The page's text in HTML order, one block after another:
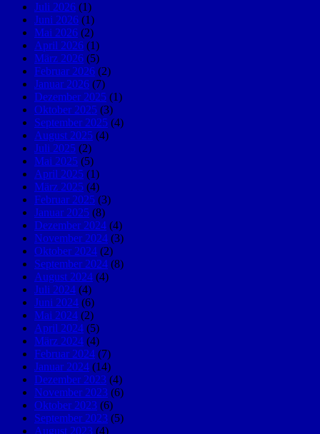
Juli 2026 (1)
Juni 2026 (1)
Mai 2026 (2)
April 2026 (1)
März 2026 (5)
Februar 2026 (2)
Januar 2026 (7)
Dezember 2025 (1)
Oktober 2025 (3)
September 2025 (4)
August 2025 (4)
Juli 2025 (2)
Mai 2025 (5)
April 2025 (1)
März 2025 (4)
Februar 2025 (3)
Januar 2025 (8)
Dezember 2024 (4)
November 2024 (3)
Oktober 2024 (2)
September 2024 (8)
August 2024 (4)
Juli 2024 (4)
Juni 2024 (6)
Mai 2024 (2)
April 2024 (5)
März 2024 (4)
Februar 2024 (7)
Januar 2024 (14)
Dezember 2023 (4)
November 2023 (6)
Oktober 2023 (6)
September 2023 (5)
August 2023 (4)